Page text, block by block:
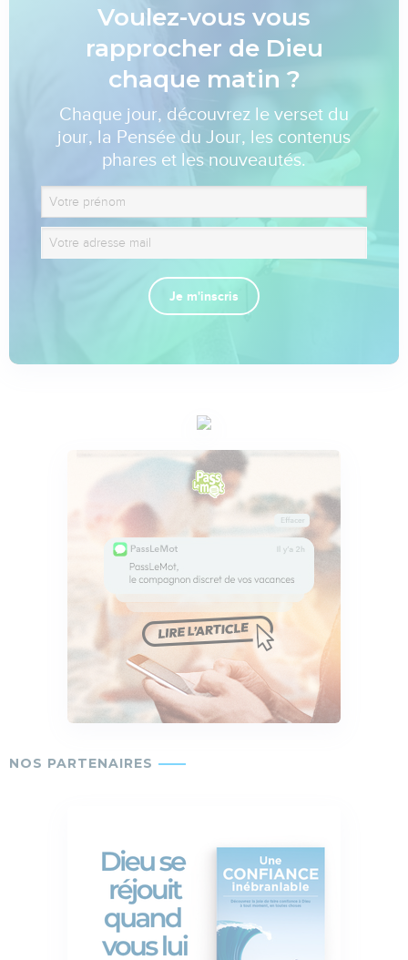
Voulez-vous vous
rapprocher de Dieu
chaque matin ?
Chaque jour, découvrez le verset du
jour, la Pensée du Jour, les contenus
phares et les nouveautés.
Je m'inscris